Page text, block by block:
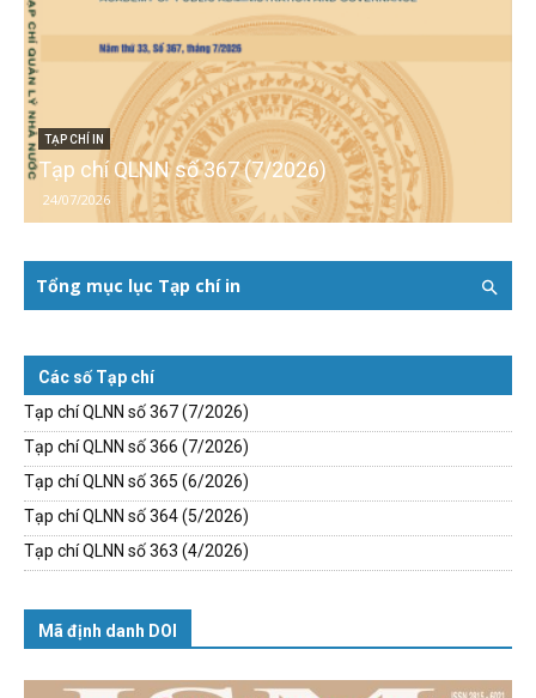
TẠP CHÍ IN
Tạp chí QLNN số 367 (7/2026)
24/07/2026
Tổng mục lục Tạp chí in
Các số Tạp chí
Tạp chí QLNN số 367 (7/2026)
Tạp chí QLNN số 366 (7/2026)
Tạp chí QLNN số 365 (6/2026)
Tạp chí QLNN số 364 (5/2026)
Tạp chí QLNN số 363 (4/2026)
Mã định danh DOI